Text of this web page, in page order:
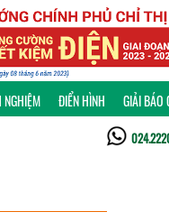
NGHIỆM ĐIỂN HÌNH GIẢI BÁO